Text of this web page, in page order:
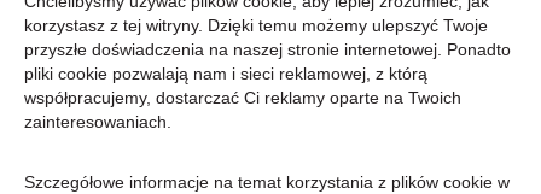
89 zł
72,36 zł (cena netto)
korzystasz z tej witryny. Dzięki temu możemy ulepszyć Twoje
przyszłe doświadczenia na naszej stronie internetowej. Ponadto
pliki cookie pozwalają nam i sieci reklamowej, z którą
współpracujemy, dostarczać Ci reklamy oparte na Twoich
zainteresowaniach.
Szczegółowe informacje na temat korzystania z plików cookie w